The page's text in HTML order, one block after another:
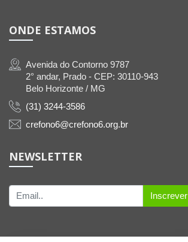
ONDE ESTAMOS
Avenida do Contorno 9787
2° andar, Prado - CEP: 30110-943
Belo Horizonte / MG
(31) 3244-3586
crefono6@crefono6.org.br
NEWSLETTER
Inscrever